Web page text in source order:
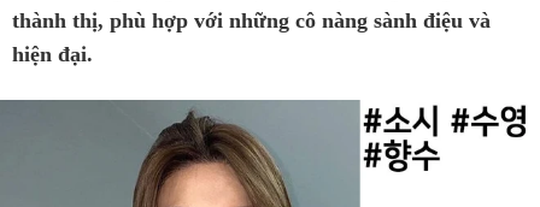
thành thị, phù hợp với những cô nàng sành điệu và
hiện đại.